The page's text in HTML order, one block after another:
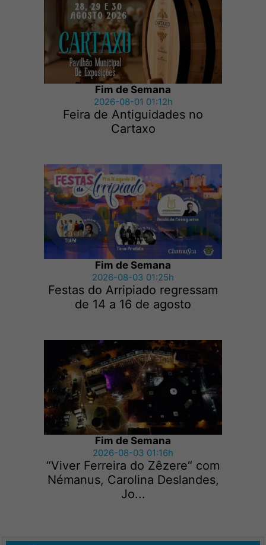
Fim de Semana
2026-08-01 01:12h
Feira de Antiguidades no
Cartaxo
Fim de Semana
2026-08-03 01:25h
Festas do Arripiado regressam
de 14 a 16 de agosto
Fim de Semana
2026-08-03 01:16h
“Viver Ferreira do Zêzere“ com
Némanus, Carolina Deslandes,
Jo...